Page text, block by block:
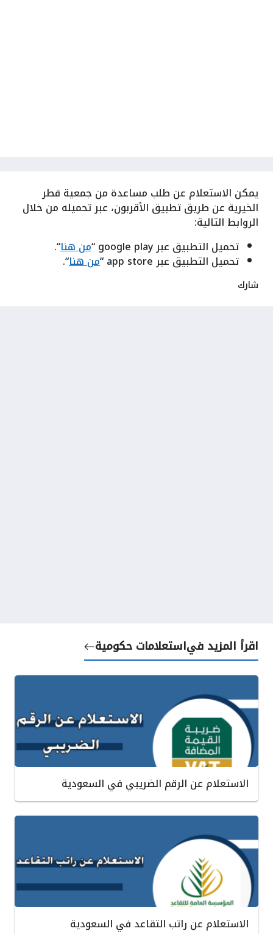
يمكن الاستعلام عن طلب مساعدة من جمعية قطر
الخيرية عن طريق تطبيق الأقربون، عبر تحميله من خلال
الروابط التالية:
تحميل التطبيق عبر google play “
من هنا“.
تحميل التطبيق عبر app store “ من هنا“.
شارك
اقرأ المزيد فياستعلامات حكومية
الاستعلام عن الرقم الضريبي في السعودية
الاستعلام عن راتب التقاعد في السعودية